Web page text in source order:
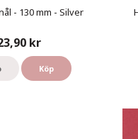
- 130 mm - Silver
kr
Köp